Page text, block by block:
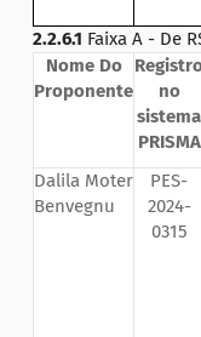
2.2.6.1 Faixa A - De
Nome Do
Proponente
no
sistema
PRISMA
Dalila Moter
Benvegnu
PES-
2024-
0315